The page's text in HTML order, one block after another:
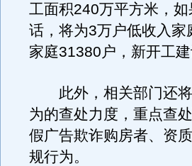
工面积240万平方米，
话，将为3万户低收入
家庭31380户，新开工
此外，相关部门还将
为的查处力度，重点查
假广告欺诈购房者、资
规行为。